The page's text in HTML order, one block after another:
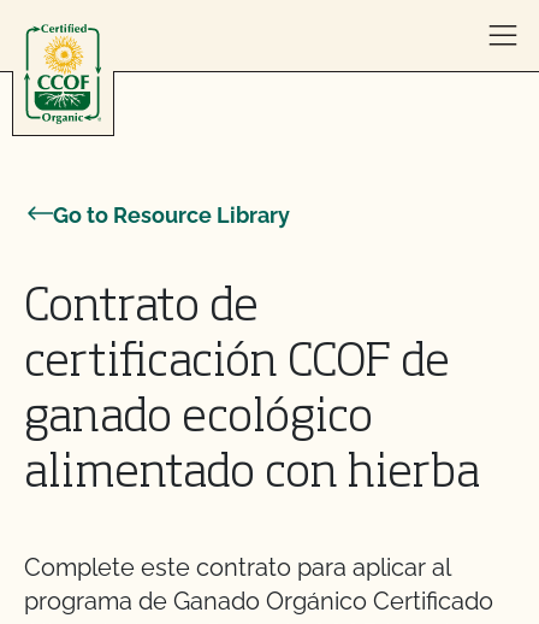
Go to Resource Library
Contrato de
certificación CCOF de
ganado ecológico
alimentado con hierba
Complete este contrato para aplicar al
programa de Ganado Orgánico Certificado